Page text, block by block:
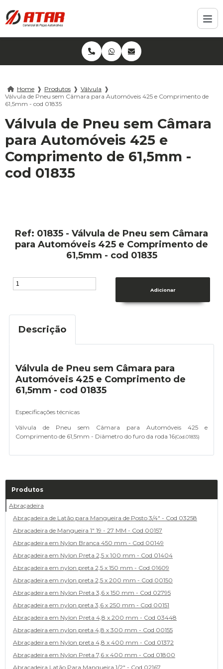
Home ❱ Produtos ❱ Válvula ❱
Válvula de Pneu sem Câmara para Automóveis 425 e Comprimento de
61,5mm - cod 01835
Válvula de Pneu sem Câmara
para Automóveis 425 e
Comprimento de 61,5mm -
cod 01835
Ref: 01835 - Válvula de Pneu sem Câmara
para Automóveis 425 e Comprimento de
61,5mm - cod 01835
Descrição
Válvula de Pneu sem Câmara para
Automóveis 425 e Comprimento de
61,5mm - cod 01835
Especificações técnicas
Válvula de Pneu sem Câmara para Automóveis 425 e
Comprimento de 61,5mm - Diâmetro do furo da roda 16(Cód.01835)
Produtos
Abraçadeira
Abraçadeira de Latão para Mangueira de Posto 3/4" - Cod 03258
Abracadeira de Mangueira 1" 19 - 27 MM - Cod 00157
Abraçadeira em Nylon Branca 450 mm - Cod 00149
Abraçadeira em Nylon Preta 2,5 x 100 mm - Cod 01404
Abraçadeira em nylon preta 2,5 x 150 mm - Cod 01609
Abraçadeira em nylon preta 2,5 x 200 mm - Cod 00150
Abraçadeira em Nylon Preta 3,6 x 150 mm - Cod 02795
Abraçadeira em nylon preta 3,6 x 250 mm - Cod 00151
Abraçadeira em Nylon Preta 4,8 x 200 mm - Cod 03448
Abraçadeira em nylon preta 4,8 x 300 mm - Cod 00155
Abraçadeira em Nylon preta 4,8 x 400 mm - Cod 01372
Abraçadeira em Nylon Preta 7,6 x 400 mm - Cod 01800
Abraçadeira Latão Para Mangueira 1/2" - Cod 02167